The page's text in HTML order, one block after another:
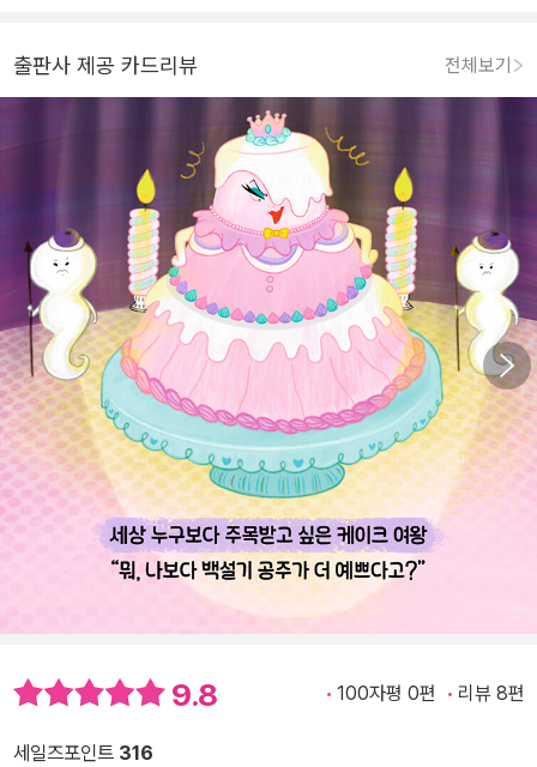
출판사 제공 카드리뷰 전체보기
9.8 100자평 0편 리뷰 8편
세일즈포인트 316